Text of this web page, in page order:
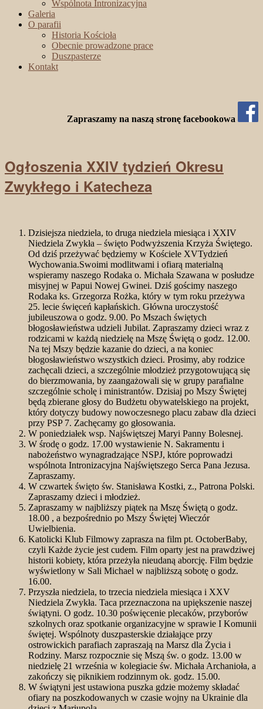
Wspólnota Intronizacyjna
Galeria
O parafii
Historia Kościoła
Obecnie prowadzone prace
Duszpasterze
Kontakt
Zapraszamy na naszą stronę facebookowa
Ogłoszenia XXIV tydzień Okresu
Zwykłego i Katecheza
Dzisiejsza niedziela, to druga niedziela miesiąca i XXIV
Niedziela Zwykła – święto Podwyższenia Krzyża Świętego.
Od dziś przeżywać będziemy w Kościele XVTydzień
Wychowania.Swoimi modlitwami i ofiarą materialną
wspieramy naszego Rodaka o. Michała Szawana w posłudze
misyjnej w Papui Nowej Gwinei. Dziś gościmy naszego
Rodaka ks. Grzegorza Rożka, który w tym roku przeżywa
25. lecie święceń kapłańskich. Główna uroczystość
jubileuszowa o godz. 9.00. Po Mszach świętych
błogosławieństwa udzieli Jubilat. Zapraszamy dzieci wraz z
rodzicami w każdą niedzielę na Mszę Świętą o godz. 12.00.
Na tej Mszy będzie kazanie do dzieci, a na koniec
błogosławieństwo wszystkich dzieci. Prosimy, aby rodzice
zachęcali dzieci, a szczególnie młodzież przygotowującą się
do bierzmowania, by zaangażowali się w grupy parafialne
szczególnie scholę i ministrantów. Dzisiaj po Mszy Świętej
będą zbierane głosy do Budżetu obywatelskiego na projekt,
który dotyczy budowy nowoczesnego placu zabaw dla dzieci
przy PSP 7. Zachęcamy go głosowania.
W poniedziałek wsp. Najświętszej Maryi Panny Bolesnej.
W środę o godz. 17.00 wystawienie N. Sakramentu i
nabożeństwo wynagradzające NSPJ, które poprowadzi
wspólnota Intronizacyjna Najświętszego Serca Pana Jezusa.
Zapraszamy.
W czwartek święto św. Stanisława Kostki, z., Patrona Polski.
Zapraszamy dzieci i młodzież.
Zapraszamy w najbliższy piątek na Mszę Świętą o godz.
18.00 , a bezpośrednio po Mszy Świętej Wieczór
Uwielbienia.
Katolicki Klub Filmowy zaprasza na film pt. OctoberBaby,
czyli Każde życie jest cudem. Film oparty jest na prawdziwej
historii kobiety, która przeżyła nieudaną aborcję. Film będzie
wyświetlony w Sali Michael w najbliższą sobotę o godz.
16.00.
Przyszła niedziela, to trzecia niedziela miesiąca i XXV
Niedziela Zwykła. Taca przeznaczona na upiększenie naszej
świątyni. O godz. 10.30 poświęcenie plecaków, przyborów
szkolnych oraz spotkanie organizacyjne w sprawie I Komunii
świętej. Wspólnoty duszpasterskie działające przy
ostrowickich parafiach zapraszają na Marsz dla Życia i
Rodziny. Marsz rozpocznie się Mszą św. o godz. 13.00 w
niedzielę 21 września w kolegiacie św. Michała Archanioła, a
zakończy się piknikiem rodzinnym ok. godz. 15.00.
W świątyni jest ustawiona puszka gdzie możemy składać
ofiary na poszkodowanych w czasie wojny na Ukrainie dla